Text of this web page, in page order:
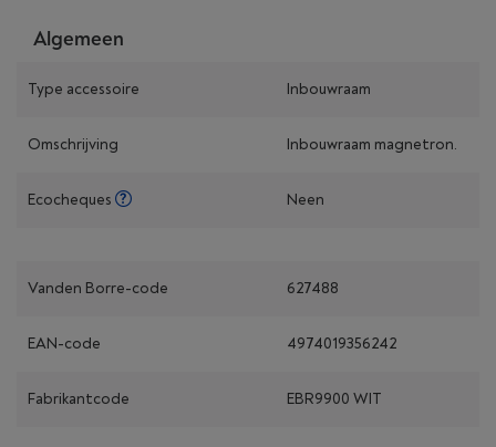
Algemeen
Type accessoire Inbouwraam
Omschrijving Inbouwraam magnetron.
Ecocheques Neen
Vanden Borre-code 627488
EAN-code 4974019356242
Fabrikantcode EBR9900 WIT